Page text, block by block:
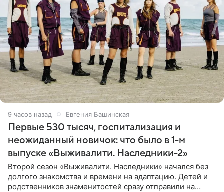
9 часов назад Евгения Башинская
Первые 530 тысяч, госпитализация и
неожиданный новичок: что было в 1-м
выпуске «Выживалити. Наследники-2»
Второй сезон «Выживалити. Наследники» начался без
долгого знакомства и времени на адаптацию. Детей и
родственников знаменитостей сразу отправили на